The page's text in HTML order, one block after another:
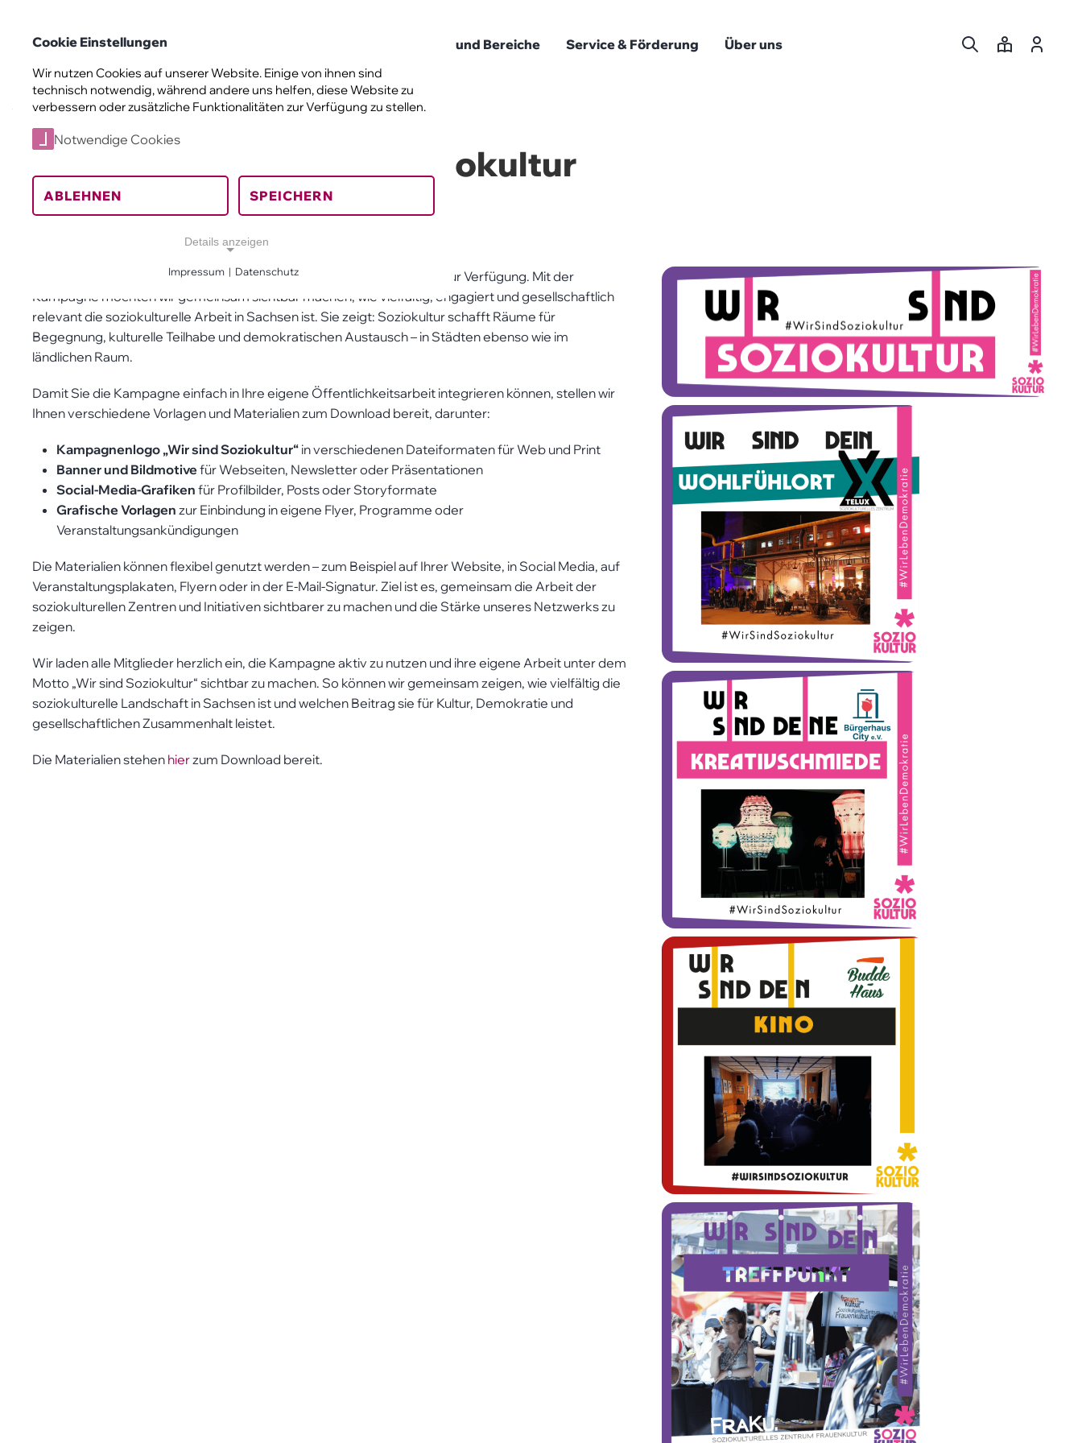
Landesverband Soziokultur Sachsen e. V.
Themen und Bereiche Service & Förderung Über uns
Start
Artikel Kampagne - Wir sind Soziokultur
Kampagne - Wir sind Soziokultur
Kampagnen
Wir stellen Ihnen alle Materialien zur Kampagne „Wir sind Soziokultur“ zur Verfügung. Mit der
Kampagne möchten wir gemeinsam sichtbar machen, wie vielfältig, engagiert und gesellschaftlich
relevant die soziokulturelle Arbeit in Sachsen ist. Sie zeigt: Soziokultur schafft Räume für
Begegnung, kulturelle Teilhabe und demokratischen Austausch – in Städten ebenso wie im
ländlichen Raum.
Damit Sie die Kampagne einfach in Ihre eigene Öffentlichkeitsarbeit integrieren können, stellen wir
Ihnen verschiedene Vorlagen und Materialien zum Download bereit, darunter:
Kampagnenlogo „Wir sind Soziokultur“ in verschiedenen Dateiformaten für Web und Print
Banner und Bildmotive für Webseiten, Newsletter oder Präsentationen
Social-Media-Grafiken für Profilbilder, Posts oder Storyformate
Grafische Vorlagen zur Einbindung in eigene Flyer, Programme oder
Veranstaltungsankündigungen
Die Materialien können flexibel genutzt werden – zum Beispiel auf Ihrer Website, in Social Media, auf
Veranstaltungsplakaten, Flyern oder in der E-Mail-Signatur. Ziel ist es, gemeinsam die Arbeit der
soziokulturellen Zentren und Initiativen sichtbarer zu machen und die Stärke unseres Netzwerks zu
zeigen.
Wir laden alle Mitglieder herzlich ein, die Kampagne aktiv zu nutzen und ihre eigene Arbeit unter dem
Motto „Wir sind Soziokultur“ sichtbar zu machen. So können wir gemeinsam zeigen, wie vielfältig die
soziokulturelle Landschaft in Sachsen ist und welchen Beitrag sie für Kultur, Demokratie und
gesellschaftlichen Zusammenhalt leistet.
Die Materialien stehen hierzum Download bereit.
Cookie Einstellungen
Wir nutzen Cookies auf unserer Website. Einige von ihnen sind
technisch notwendig, während andere uns helfen, diese Website zu
verbessern oder zusätzliche Funktionalitäten zur Verfügung zu stellen.
Notwendige Cookies
ABLEHNEN SPEICHERN
Details anzeigen
Notwendige Cookies ermöglichen grundlegende Funktionen
und sind für die einwandfreie Funktion der Website erforderlich.
Einverständnis-Cookie
Name: cookie_consent
Einverständnis-Optionen des Benutzers
Cookie Laufzeit: 1 Jahr
Impressum | Datenschutz